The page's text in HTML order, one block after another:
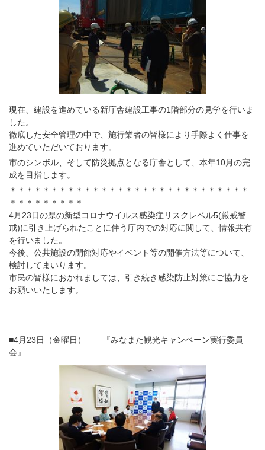
現在、建設を進めている新庁舎建設工事の1階部分の見学を行いま
した。
徹底した安全管理の中で、施行業者の皆様により手際よく仕事を
進めていただいております。
市のシンボル、そして防災拠点となる庁舎として、本年10月の完
成を目指します。
＊＊＊＊＊＊＊＊＊＊＊＊＊＊＊＊＊＊＊＊＊＊＊＊＊＊＊＊＊
＊＊＊＊＊＊＊＊＊
4月23日の県の新型コロナウイルス感染症リスクレベル5(厳戒警
戒)に引き上げられたことに伴う庁内での対応に関して、情報共有
を行いました。
今後、公共施設の開館対応やイベント等の開催方法等について、
検討してまいります。
市民の皆様におかれましては、引き続き感染防止対策にご協力を
お願いいたします。
■4月23日（金曜日） 『みなまた観光キャンペーン実行委員
会』